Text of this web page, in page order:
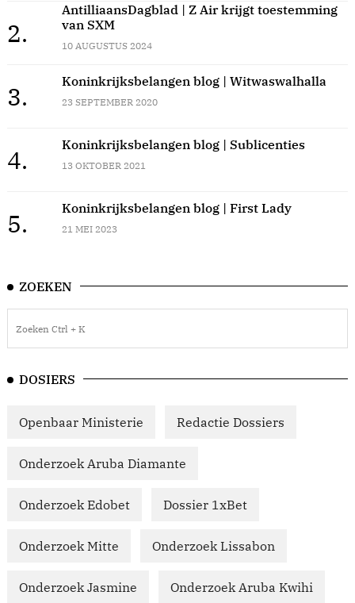
2.
AntilliaansDagblad | Z Air krijgt toestemming
van SXM
10 AUGUSTUS 2024
3.
Koninkrijksbelangen blog | Witwaswalhalla
23 SEPTEMBER 2020
4.
Koninkrijksbelangen blog | Sublicenties
13 OKTOBER 2021
5.
Koninkrijksbelangen blog | First Lady
21 MEI 2023
ZOEKEN
DOSIERS
Openbaar Ministerie Redactie Dossiers
Onderzoek Aruba Diamante
Onderzoek Edobet Dossier 1xBet
Onderzoek Mitte Onderzoek Lissabon
Onderzoek Jasmine Onderzoek Aruba Kwihi